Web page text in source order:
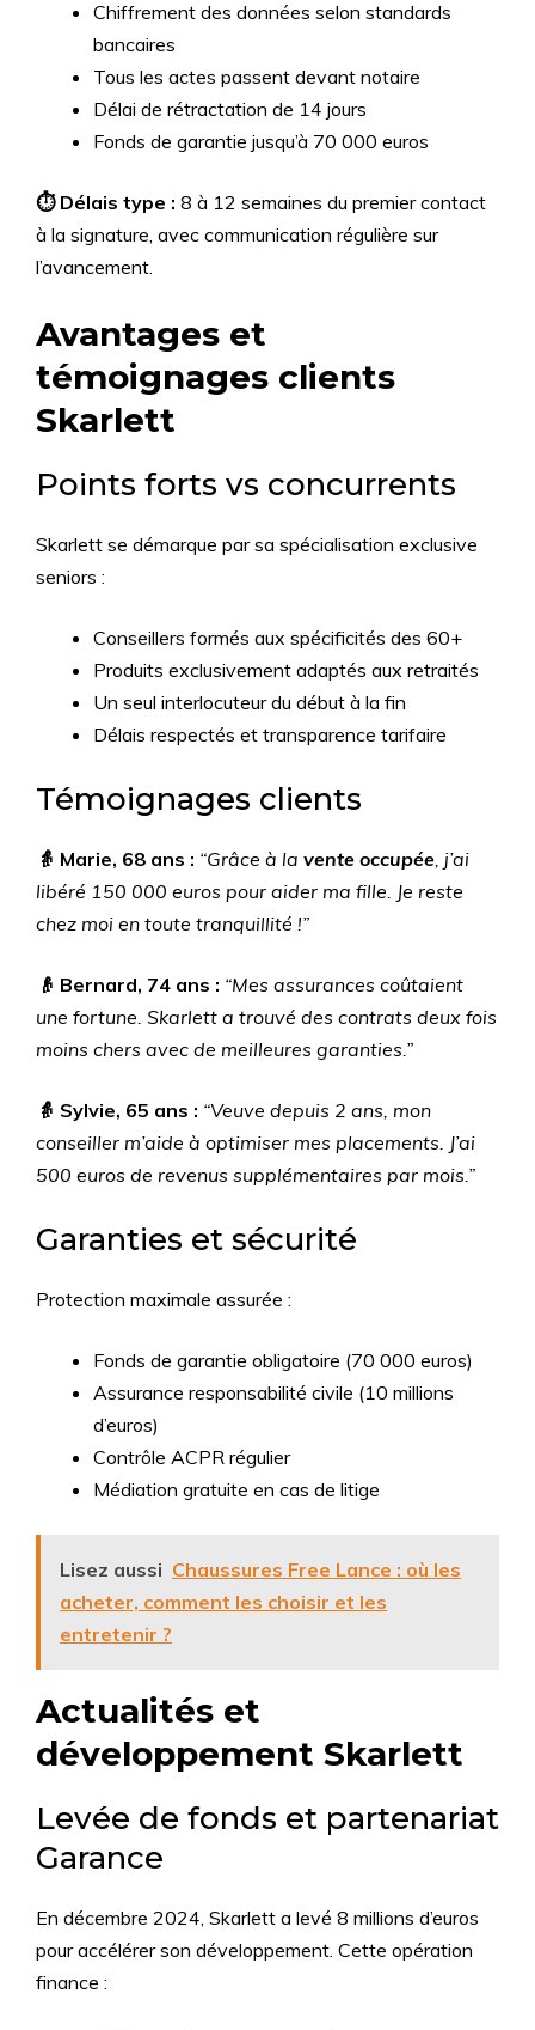
Chiffrement des données selon standards
bancaires
Tous les actes passent devant notaire
Délai de rétractation de 14 jours
Fonds de garantie jusqu’à 70 000 euros
⏱️ Délais type : 8 à 12 semaines du premier contact
à la signature, avec communication régulière sur
l’avancement.
Avantages et
témoignages clients
Skarlett
Points forts vs concurrents
Skarlett se démarque par sa spécialisation exclusive
seniors :
Conseillers formés aux spécificités des 60+
Produits exclusivement adaptés aux retraités
Un seul interlocuteur du début à la fin
Délais respectés et transparence tarifaire
Témoignages clients
👵 Marie, 68 ans : “Grâce à la vente occupée, j’ai
libéré 150 000 euros pour aider ma fille. Je reste
chez moi en toute tranquillité !”
👴 Bernard, 74 ans : “Mes assurances coûtaient
une fortune. Skarlett a trouvé des contrats deux fois
moins chers avec de meilleures garanties.”
👵 Sylvie, 65 ans : “Veuve depuis 2 ans, mon
conseiller m’aide à optimiser mes placements. J’ai
500 euros de revenus supplémentaires par mois.”
Garanties et sécurité
Protection maximale assurée :
Fonds de garantie obligatoire (70 000 euros)
Assurance responsabilité civile (10 millions
d’euros)
Contrôle ACPR régulier
Médiation gratuite en cas de litige
Lisez aussi Chaussures Free Lance : où les
acheter, comment les choisir et les
entretenir ?
Actualités et
développement Skarlett
Levée de fonds et partenariat
Garance
En décembre 2024, Skarlett a levé 8 millions d’euros
pour accélérer son développement. Cette opération
finance :